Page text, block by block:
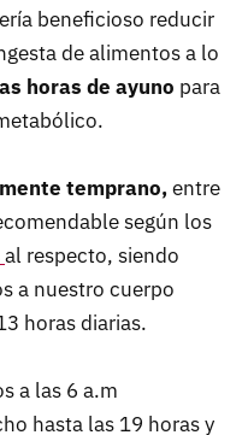
beneficioso reducir
de alimentos a lo
horas de ayuno para
temprano,entre
según los
al respecto, siendo
a nuestro cuerpo
horas diarias.
a las 6 a.m
hasta las 19 horas y